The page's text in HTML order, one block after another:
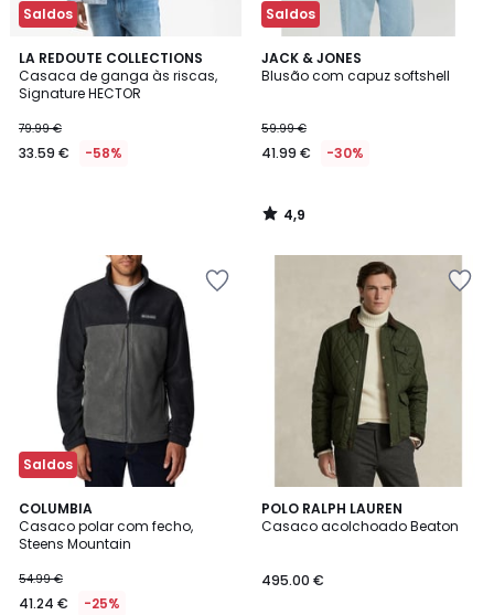
Saldos
LA REDOUTE COLLECTIONS
Casaca de ganga às riscas,
Signature HECTOR
79.99 €
33.59 € -58%
Saldos
JACK & JONES
Blusão com capuz softshell
59.99 €
41.99 € -30%
4,9
/ 5
4,9
/
Saldos
COLUMBIA
Casaco polar com fecho,
Steens Mountain
54.99 €
41.24 € -25%
4
/
5
2
Cores
POLO RALPH LAUREN
Casaco acolchoado Beaton
495.00 €
2
Cores